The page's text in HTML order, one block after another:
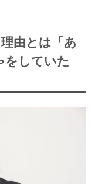
由とは「あ
していた